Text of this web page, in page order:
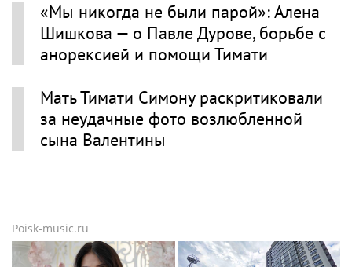
«Мы никогда не были парой»: Алена
Шишкова — о Павле Дурове, борьбе с
анорексией и помощи Тимати
Мать Тимати Симону раскритиковали
за неудачные фото возлюбленной
сына Валентины
Poisk-music.ru